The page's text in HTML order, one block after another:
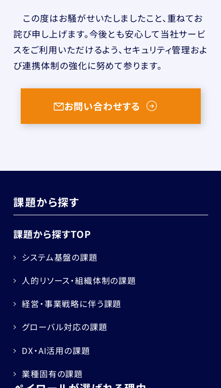
この度はお騒がせいたしましたこと、重ねてお
詫び申し上げます。今後とも安心して当社サービ
スをご利用いただけるよう、セキュリティ管理およ
び連携体制の強化に努めて参ります。
お問い合わせする
課題から探す
課題から探すTOP
システム基盤の課題
人的リソース・組織体制の課題
経営・事業戦略に伴う課題
グローバル対応の課題
DX・AI活用の課題
業種固有の課題